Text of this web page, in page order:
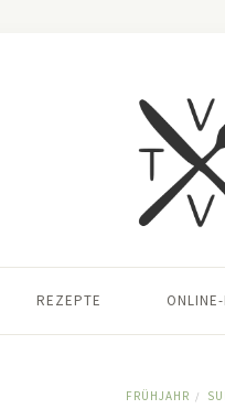
REZEPTE
FRÜHJAHR /